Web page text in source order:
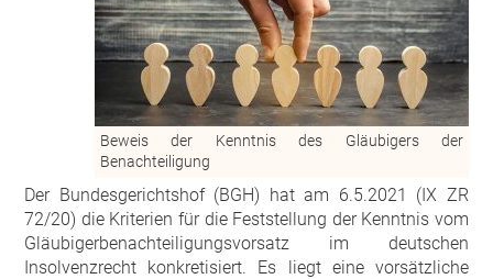
Beweis der Kenntnis des Gläubigers der
Benachteiligung
Der Bundesgerichtshof (BGH) hat am 6.5.2021 (IX ZR
72/20) die Kriterien für die Feststellung der Kenntnis vom
Gläubigerbenachteiligungsvorsatz im deutschen
Insolvenzrecht konkretisiert. Es liegt eine vorsätzliche